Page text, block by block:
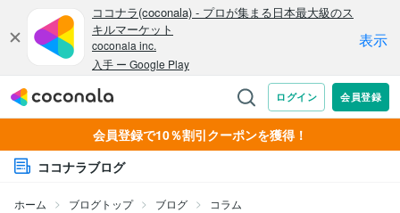
会員登録で10％割引クーポンを獲得！
ココナラブログ
ホーム ブログトップ ブログ コラム